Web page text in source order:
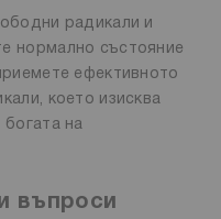
радикали и
нормално състояние
ефективното
което изисква
на
въпроси